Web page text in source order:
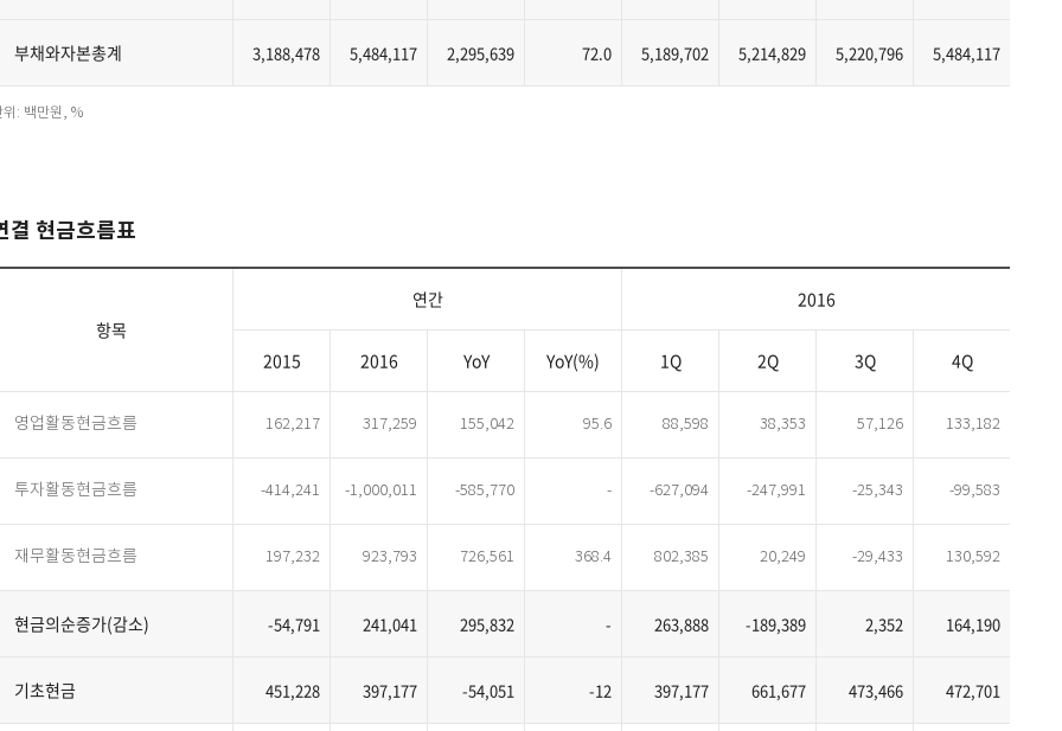
부채와자본총계 3,188,478 5,484,117 2,295,639 72.0 5,189,702 5,214,829 5,220,796 5,484,117
위: 백만원, %
결 현금흐름표
항목
연간 2016
2015 2016 YoY YoY(%) 1Q 2Q 3Q 4Q
영업활동현금흐름 162,217 317,259 155,042 95.6 88,598 38,353 57,126 133,182
투자활동현금흐름 -414,241 -1,000,011 -585,770 - -627,094 -247,991 -25,343 -99,583
재무활동현금흐름 197,232 923,793 726,561 368.4 802,385 20,249 -29,433 130,592
현금의순증가(감소) -54,791 241,041 295,832 - 263,888 -189,389 2,352 164,190
기초현금 451,228 397,177 -54,051 -12 397,177 661,677 473,466 472,701